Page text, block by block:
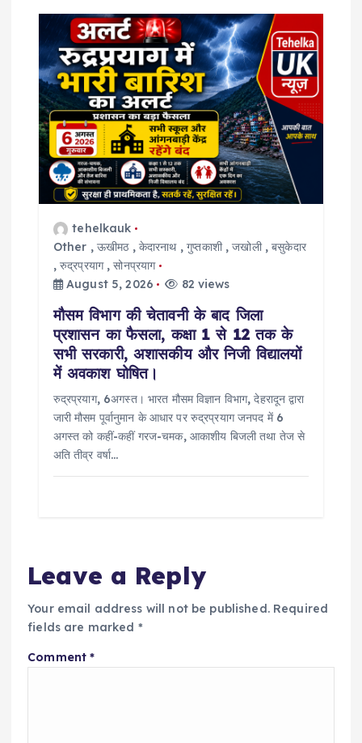
tehelkauk
Other , ऊखीमठ, केदारनाथ,गुप्तकाशी,जखोली,बसुकेदार
,रुद्रप्रयाग,सोनप्रयाग
August 5, 2026
82 views
मौसम विभाग की चेतावनी के बाद जिला
प्रशासन का फैसला, कक्षा 1 से 12 तक के
सभी सरकारी, अशासकीय और निजी विद्यालयों
में अवकाश घोषित।
रुद्रप्रयाग, 6अगस्त। भारत मौसम विज्ञान विभाग, देहरादून द्वारा
जारी मौसम पूर्वानुमान के आधार पर रुद्रप्रयाग जनपद में 6
अगस्त को कहीं-कहीं गरज-चमक, आकाशीय बिजली तथा तेज से
अति तीव्र वर्षा…
Leave a Reply
Your email address will not be published. Required
fields are marked *
Comment*